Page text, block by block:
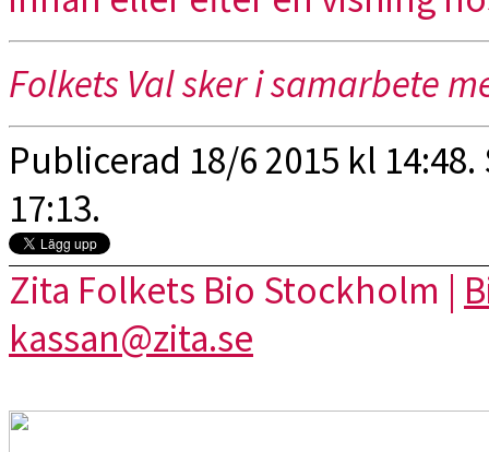
Folkets Val sker i samarbete
Publicerad 18/6 2015 kl
17:13.
Zita Folkets Bio Stockholm |
kassan@zita.se